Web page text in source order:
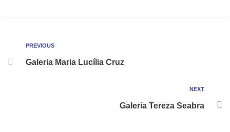
PREVIOUS
Galeria Maria Lucília Cruz
NEXT
Galeria Tereza Seabra